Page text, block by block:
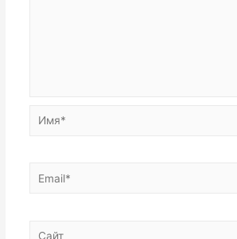
Имя*
Email*
Сайт